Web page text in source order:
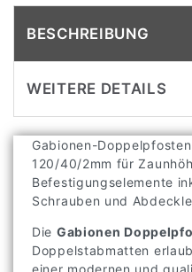
BESCHREIBUNG
WEITERE DETAILS
Gabionen-Doppelpfosten
120/40/2mm für
Befestigungselemente
Schrauben und
Die Gabionen
Doppelstabmatten